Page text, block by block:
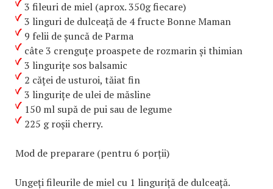
3 fileuri de miel (aprox. 350g fiecare)
3 linguri de dulceață de 4 fructe Bonne Maman
9 felii de șuncă de Parma
câte 3 crenguțe proaspete de rozmarin și thimian
3 lingurițe sos balsamic
2 căței de usturoi, tăiat fin
3 lingurițe de ulei de măsline
150 ml supă de pui sau de legume
225 g roșii cherry.
Mod de preparare (pentru 6 porții)
Ungeți fileurile de miel cu 1 linguriță de dulceață.